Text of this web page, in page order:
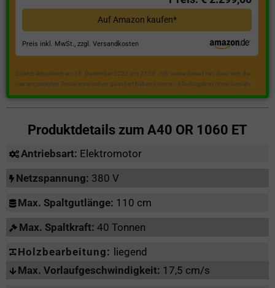
Auf Amazon kaufen*
Preis inkl. MwSt., zzgl. Versandkosten
Zuletzt aktualisiert am 18. Dezember 2023 um 21:50 . Ich weise darauf hin, dass sich die
hier angezeigten Preise inzwischen geändert haben können. Alle Angaben ohne Gewähr.
Produktdetails zum A40 OR 1060 ET
Antriebsart: Elektromotor
Netzspannung: 380 V
Max. Spaltgutlänge: 110 cm
Max. Spaltkraft: 40 Tonnen
Holzbearbeitung: liegend
Max. Vorlaufgeschwindigkeit: 17,5 cm/s